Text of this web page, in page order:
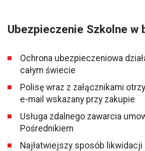
Ubezpieczenie Szkolne w
Ochrona ubezpieczeniowa
całym świecie
Polisę wraz z załącznikami
e-mail wskazany przy zakupie
Usługa zdalnego zawarcia
Pośrednikiem
Najłatwiejszy sposób